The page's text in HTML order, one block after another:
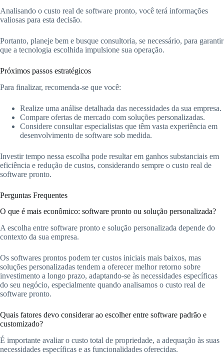
Analisando o custo real de software pronto, você terá informações
valiosas para esta decisão.
Portanto, planeje bem e busque consultoria, se necessário, para garantir
que a tecnologia escolhida impulsione sua operação.
Próximos passos estratégicos
Para finalizar, recomenda-se que você:
Realize uma análise detalhada das necessidades da sua empresa.
Compare ofertas de mercado com soluções personalizadas.
Considere consultar especialistas que têm vasta experiência em
desenvolvimento de software sob medida.
Investir tempo nessa escolha pode resultar em ganhos substanciais em
eficiência e redução de custos, considerando sempre o custo real de
software pronto.
Perguntas Frequentes
O que é mais econômico: software pronto ou solução personalizada?
A escolha entre software pronto e solução personalizada depende do
contexto da sua empresa.
Os softwares prontos podem ter custos iniciais mais baixos, mas
soluções personalizadas tendem a oferecer melhor retorno sobre
investimento a longo prazo, adaptando-se às necessidades específicas
do seu negócio, especialmente quando analisamos o custo real de
software pronto.
Quais fatores devo considerar ao escolher entre software padrão e
customizado?
É importante avaliar o custo total de propriedade, a adequação às suas
necessidades específicas e as funcionalidades oferecidas.